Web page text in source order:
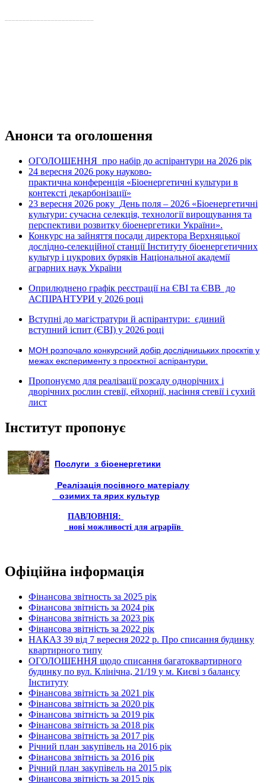
Анонси та оголошення
ОГОЛОШЕННЯ про набір до аспірантури на 2026 рік
24 вересня 2026 року науково-
практична конференція «Біоенергетичні культури в
контексті декарбонізації»
23 вересня 2026 року День поля – 2026 «Біоенергетичні
культури: сучасна селекція, технології вирощування та
перспективи розвитку біоенергетики України».
Конкурс на зайняття посади директора Верхняцької
дослідно-селекційної станції Інституту біоенергетичних
культур і цукрових буряків Національної академії
аграрних наук України
Оприлюднено графік реєстрації на ЄВІ та ЄВВ до
АСПІРАНТУРИ у 2026 році
Вступні до магістратури й аспірантури: єдиний
вступний іспит (ЄВІ) у 2026 році
МОН розпочало конкурсний добір дослідницьких проєктів у
межах експерименту з проєктної аспірантури.
Пропонуємо для реалізації розсаду однорічних і
дворічних рослин стевії, ейхорнії, насіння стевії і сухий
лист
Інститут пропонує
Послуги з біоенергетики
Реалізація посівного матеріалу
озимих та ярих культур
ПАВЛОВНІЯ:
нові можливості для аграріїв
Офіційна інформація
Фінансова звітность за 2025 рік
Фінансова звітність за 2024 рік
Фінансова звітність за 2023 рік
Фінансова звітність за 2022 рік
НАКАЗ 39 від 7 вересня 2022 р. Про списання будинку
квартирного типу
ОГОЛОШЕННЯ щодо списання багатоквартирного
будинку по вул. Клінічна, 21/19 у м. Києві з балансу
Інституту
Фінансова звітність за 2021 рік
Фінансова звітність за 2020 рік
Фінансова звітність за 2019 рік
Фінансова звітність за 2018 рік
Фінансова звітність за 2017 рік
Річний план закупівель на 2016 рік
Фінансова звітність за 2016 рік
Річний план закупівель на 2015 рік
Фінансова звітність за 2015 рік